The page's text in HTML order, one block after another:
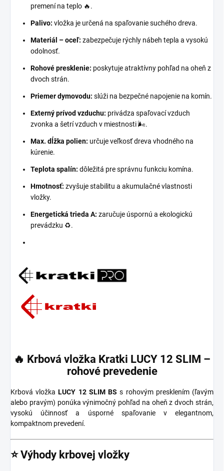
premení na teplo 🔥.
Palivo: vložka je určená na spaľovanie suchého dreva.
Materiál – oceľ: zabezpečuje rýchly nábeh tepla a vysokú
odolnosť.
Rohové presklenie: poskytuje atraktívny pohľad na oheň z
dvoch strán.
Priemer dymovodu: slúži na bezpečné napojenie na komín.
Externý prívod vzduchu: privádza spaľovací vzduch
zvonka a šetrí vzduch v miestnosti 🌬️.
Max. dĺžka polien: určuje veľkosť dreva vhodného na
kúrenie.
Teplota spalín: dôležitá pre správnu funkciu komína.
Hmotnosť: zvyšuje stabilitu a akumulačné vlastnosti
vložky.
Energetická trieda A: zaručuje úspornú a ekologickú
prevádzku ♻️.
🔥 Krbová vložka Kratki LUCY 12 SLIM –
rohové prevedenie
Krbová vložkaLUCY 12 SLIM BS s rohovým presklením (ľavým
alebo pravým) ponúka výnimočný pohľad na oheň z dvoch strán,
vysokú účinnosť a úsporné spaľovanie v elegantnom,
kompaktnom prevedení.
⭐ Výhody krbovej vložky